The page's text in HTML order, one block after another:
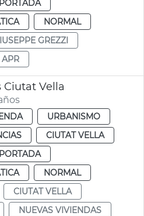
NORMAL
GREZZI
APR
Ciutat Vella
URBANISMO
CIUTAT VELLA
NORMAL
CIUTAT VELLA
NUEVAS VIVIENDAS